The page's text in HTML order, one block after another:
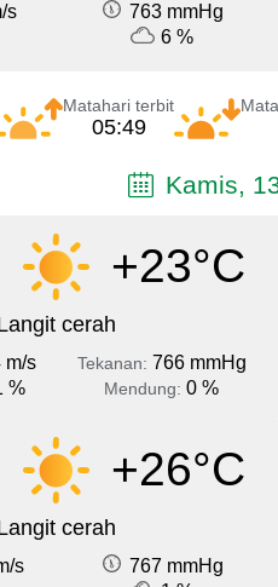
s
763 mmHg
6 %
Matahari terbit
05:49
Kamis,
+23°C
cerah
m/s Tekanan: 766 mmHg
% Mendung: 0 %
+26°C
cerah
s
767 mmHg